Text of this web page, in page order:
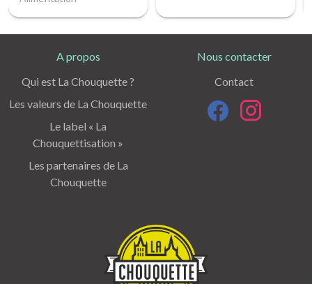
A propos
Qui est La Chouquette ?
Les valeurs de La Chouquette
Le label « La
Chouquettisation »
Les partenaires de La
Chouquette
Nous contacter
Contact